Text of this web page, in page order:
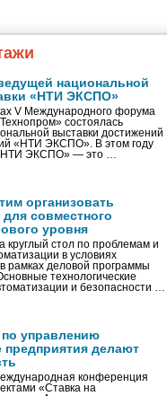
национальной
«НТИ ЭКСПО»
V Международного форума
состоялась
выставки достижений
«НТИ ЭКСПО». В этом году
ЭКСПО» — это …
организовать
совместного
уровня
стол по проблемам и
в условиях
рамках деловой программы
технологические
и безопасности …
управлению
предприятия делают
конференция
«Ставка на